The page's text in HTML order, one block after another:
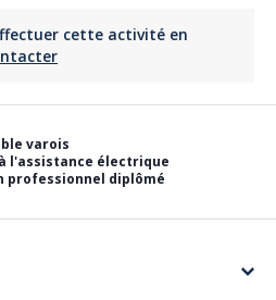
cette activité en
varois
l'assistance électrique
professionnel diplômé